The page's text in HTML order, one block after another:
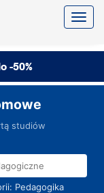
-50%
studiów
Pedagogika